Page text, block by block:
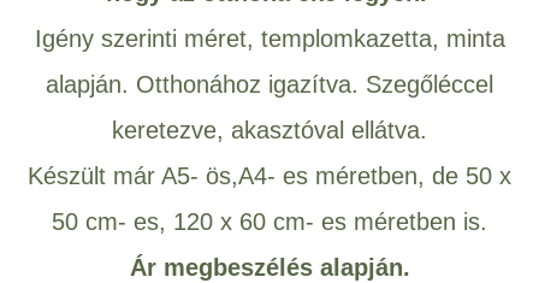
Igény szerinti méret, templomkazetta, minta
alapján. Otthonához igazítva. Szegőléccel
keretezve, akasztóval ellátva.
Készült már A5- ös,A4- es méretben, de 50 x
50 cm- es, 120 x 60 cm- es méretben is.
Ár megbeszélés alapján.